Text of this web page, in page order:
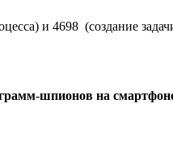
и 4698 (создание
шпионов на